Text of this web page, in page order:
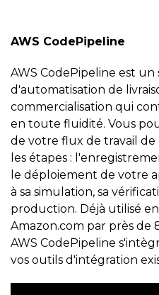
AWS CodePipeline
AWS CodePipeline est
d'automatisation de
commercialisation qui
en toute fluidité. Vous
de votre flux de travail
les étapes :
le déploiement de votre
à sa simulation, sa
production. Déjà utilisé
Amazon.com par près de
AWS CodePipeline
vos outils d'intégration